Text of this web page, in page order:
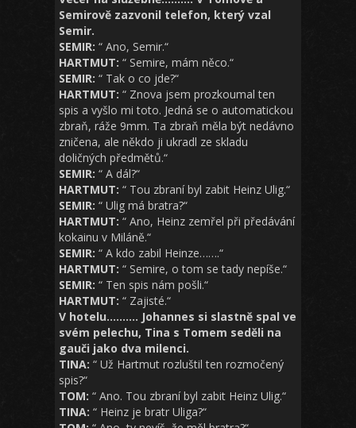
Semirově zazvonil telefon, který vzal
Semir.
SEMIR: “ Ano, Semir.“
HARTMUT: “ Semire, mám něco.“
SEMIR: “ Tak o co jde?“
HARTMUT: “ Znova jsem prozkoumal ten
spis a vyšlo mi toto. Jedná se o automatickou
zbraň, ráže 9mm. Ta zbraň měla být nedávno
zničena, ale někdo ji ukradl ze skladu
doličných předmětů.“
SEMIR: “ A dál?“
HARTMUT: “ Tou zbraní byl zabit Heinz Ulig.“
SEMIR: “ Ulig má bratra?“
HARTMUT: “ Ano, Heinz zemřel při předávání
kokainu v Miláně.“
SEMIR: “ A kdo zabil Heinze…….“
HARTMUT: “ Semire, o tom se tady nepíše.“
SEMIR: “ Ten spis nám pošli.“
HARTMUT: “ Zajisté.“
V hotelu………. Johannes si slastně spal ve
svém pelechu, Tina s Tomem seděli na
gauči jako dva milenci.
TINA: “ Už Hartmut rozluštil ten rozmočený
spis?“
TOM: “ Ano. Tou zbraní byl zabit Heinz Ulig.“
TINA: “ Heinz je bratr Uliga?“